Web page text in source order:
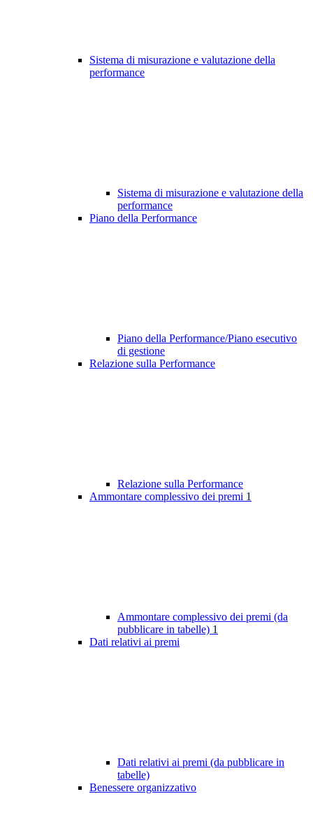
Sistema di misurazione e valutazione della
performance
Sistema di misurazione e valutazione della
performance
Piano della Performance
Piano della Performance/Piano esecutivo
di gestione
Relazione sulla Performance
Relazione sulla Performance
Ammontare complessivo dei premi 1
Ammontare complessivo dei premi (da
pubblicare in tabelle) 1
Dati relativi ai premi
Dati relativi ai premi (da pubblicare in
tabelle)
Benessere organizzativo